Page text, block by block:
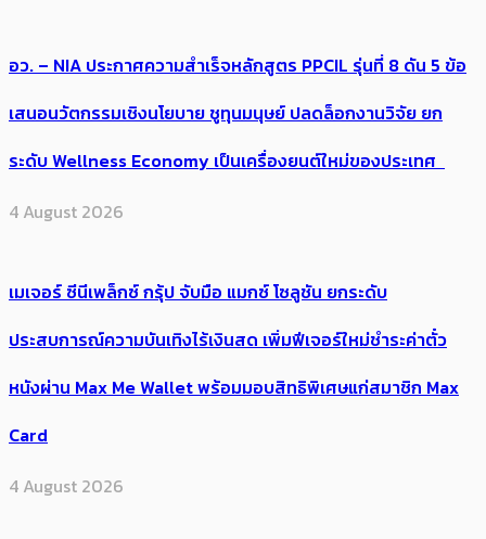
อว. – NIA ประกาศความสำเร็จหลักสูตร PPCIL รุ่นที่ 8 ดัน 5 ข้อ
เสนอนวัตกรรมเชิงนโยบาย ชูทุนมนุษย์ ปลดล็อกงานวิจัย ยก
ระดับ Wellness Economy เป็นเครื่องยนต์ใหม่ของประเทศ
4 August 2026
เมเจอร์ ซีนีเพล็กซ์ กรุ้ป จับมือ แมกซ์ โซลูชัน ยกระดับ
ประสบการณ์ความบันเทิงไร้เงินสด เพิ่มฟีเจอร์ใหม่ชำระค่าตั๋ว
หนังผ่าน Max Me Wallet พร้อมมอบสิทธิพิเศษแก่สมาชิก Max
Card
4 August 2026